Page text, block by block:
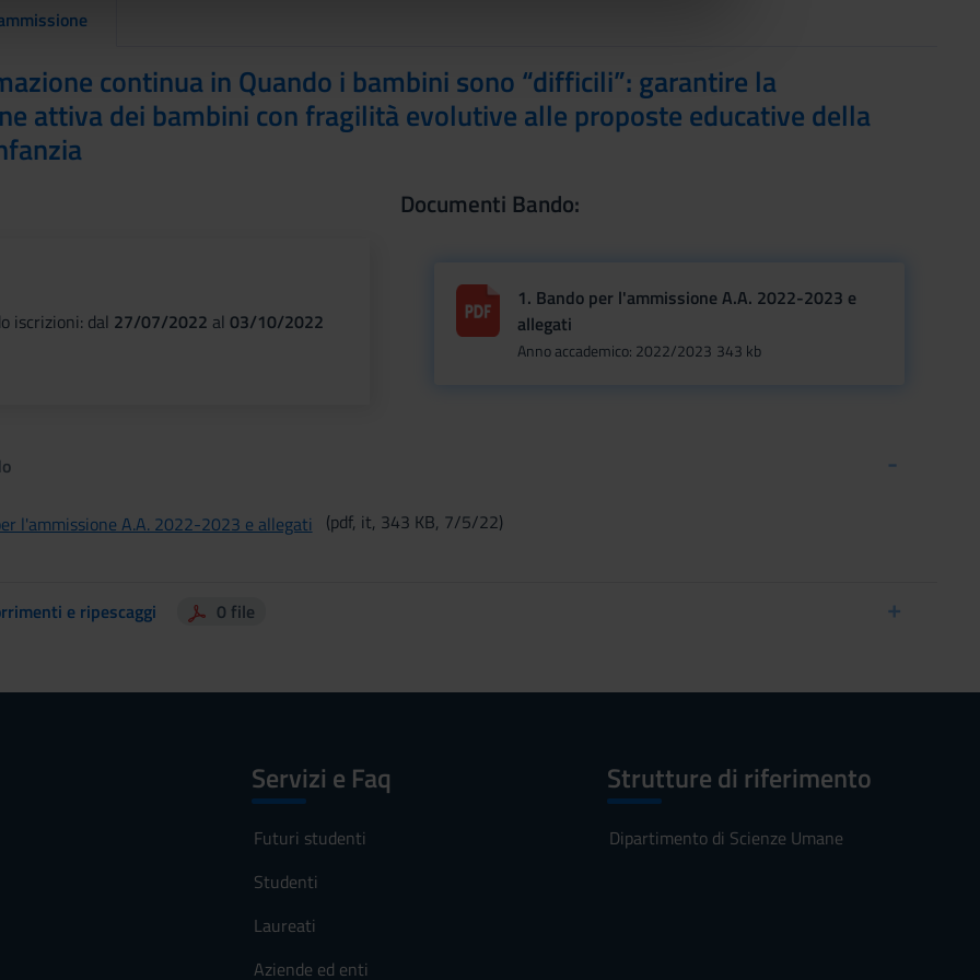
dei loro servizi.
continua in Quando i bambini sono “difficili”: garantire la
attiva dei bambini con fragilità evolutive alle proposte educative della
iscrizioni: dal 27/07/2022 al 03/10/2022
Documenti Bando:
1. Bando per l'ammissione A.A. 2022-2023 e
allegati
Anno accademico: 2022/2023 343 kb
l'ammissione A.A. 2022-2023 e allegati (pdf, it, 343 KB, 7/5/22)
e ripescaggi 0 file
Servizi e Faq
Futuri studenti
Studenti
Laureati
Aziende ed enti
Strutture di riferimento
Dipartimento di Scienze Umane